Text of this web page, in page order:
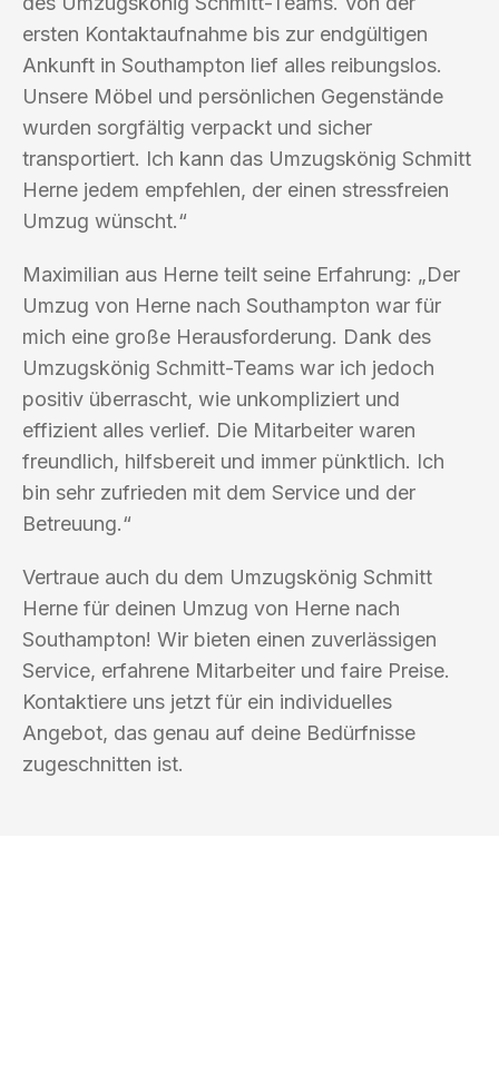
ersten Kontaktaufnahme bis zur endgültigen
Ankunft in Southampton lief alles reibungslos.
Unsere Möbel und persönlichen Gegenstände
wurden sorgfältig verpackt und sicher
transportiert. Ich kann das Umzugskönig Schmitt
Herne jedem empfehlen, der einen stressfreien
Umzug wünscht.“
Maximilian aus Herne teilt seine Erfahrung: „Der
Umzug von Herne nach Southampton war für
mich eine große Herausforderung. Dank des
Umzugskönig Schmitt-Teams war ich jedoch
positiv überrascht, wie unkompliziert und
effizient alles verlief. Die Mitarbeiter waren
freundlich, hilfsbereit und immer pünktlich. Ich
bin sehr zufrieden mit dem Service und der
Betreuung.“
Vertraue auch du dem Umzugskönig Schmitt
Herne für deinen Umzug von Herne nach
Southampton! Wir bieten einen zuverlässigen
Service, erfahrene Mitarbeiter und faire Preise.
Kontaktiere uns jetzt für ein individuelles
Angebot, das genau auf deine Bedürfnisse
zugeschnitten ist.